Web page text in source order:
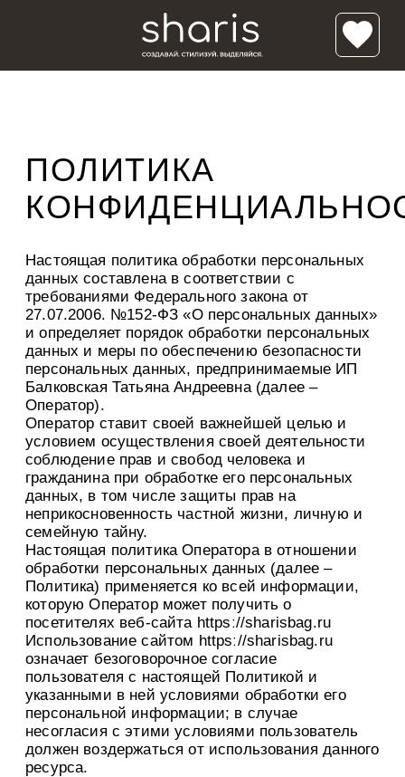
ПОЛИТИКА
Настоящая политика обработки персональных
данных составлена в соответствии с
требованиями Федерального закона от
27.07.2006. №152-ФЗ «О персональных данных»
и определяет порядок обработки персональных
данных и меры по обеспечению безопасности
персональных данных, предпринимаемые ИП
Балковская Татьяна Андреевна (далее –
Оператор).
Оператор ставит своей важнейшей целью и
условием осуществления своей деятельности
соблюдение прав и свобод человека и
гражданина при обработке его персональных
данных, в том числе защиты прав на
неприкосновенность частной жизни, личную и
семейную тайну.
Настоящая политика Оператора в отношении
обработки персональных данных (далее –
Политика) применяется ко всей информации,
которую Оператор может получить о
посетителях веб-сайта httpsː//sharisbag.ru
Использование сайтом httpsː//sharisbag.ru
означает безоговорочное согласие
пользователя с настоящей Политикой и
указанными в ней условиями обработки его
персональной информации; в случае
несогласия с этими условиями пользователь
должен воздержаться от использования данного
ресурса.